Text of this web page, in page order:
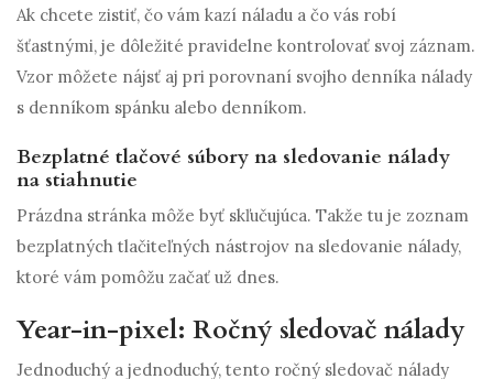
Ak chcete zistiť, čo vám kazí náladu a čo vás robí
šťastnými, je dôležité pravidelne kontrolovať svoj záznam.
Vzor môžete nájsť aj pri porovnaní svojho denníka nálady
s denníkom spánku alebo denníkom.
Bezplatné tlačové súbory na sledovanie nálady
na stiahnutie
Prázdna stránka môže byť skľučujúca. Takže tu je zoznam
bezplatných tlačiteľných nástrojov na sledovanie nálady,
ktoré vám pomôžu začať už dnes.
Year-in-pixel: Ročný sledovač nálady
Jednoduchý a jednoduchý, tento ročný sledovač nálady